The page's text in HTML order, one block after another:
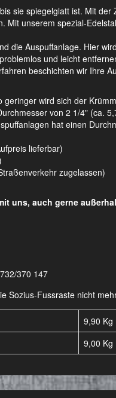
sie spiegelglatt ist. Mit
Mit unserem spezial-
die Auspuffanlage. Hier
und leicht
beschichten wir Ihre
wird sich der
von 2 1/4" (ca.
hat einen
lieferbar)
zugelassen)
uns, auch gerne
370 147
Sozius-Fussraste nicht
9,90 Kg
9,00 Kg